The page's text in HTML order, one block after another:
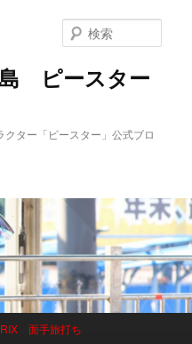
ピースター
ター「ピースター」公式ブロ
索
面手旅打ち